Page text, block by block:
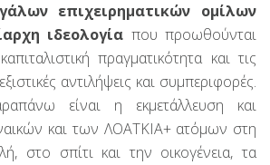
επιχειρηματικών ομίλων
ιδεολογία που προωθούνται
πραγματικότητα και τις
αντιλήψεις και συμπεριφορές.
είναι η εκμετάλλευση και
και των ΛΟΑΤΚΙΑ+ ατόμων στη
στο σπίτι και την οικογένεια, τα